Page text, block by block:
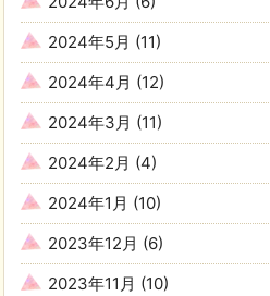
2024年5月 (11)
2024年4月 (12)
2024年3月 (11)
2024年2月 (4)
2024年1月 (10)
2023年12月 (6)
2023年11月 (10)